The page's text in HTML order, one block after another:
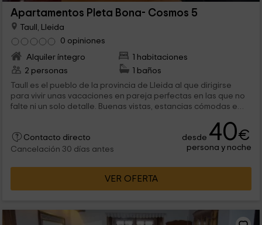
Apartamentos Pleta Bona- Cosmos 5
Taull, Lleida
0 opiniones
Alquiler íntegro
1 habitaciones
2 personas
1 baños
Taull es el pueblo de la provincia de Lleida al que dirigirse
para vivir unas vacaciones en pareja perfectas en las que no
falte ni un solo detalle. Buenas vistas, estancias cómodas e
vacaciones sin tener que salir del complejo son sólo algunas
de las cosas que vas a encontrar aquí.
Contacto directo
Cancelación 30 días antes
desde 40€
persona y noche
VER OFERTA